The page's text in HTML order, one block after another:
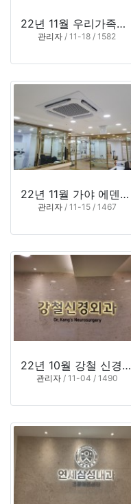
22년 11월 우리가족연합의원 (부산 강서구 지사동)
관리자 / 11-18 / 1582
22년 11월 가야 에덴어린이병원 (부산 부산진구 가야동)
관리자/ 11-15 / 1467
22년 10월 강철 신경외과의원 (부산 부산진구 부전동)
관리자/ 11-04 / 1490